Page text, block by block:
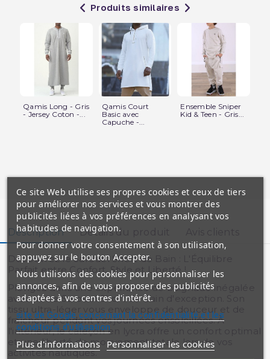
Produits similaires
Qamis Long - Gris
- Jersey Coton -...
Qamis Court
Basic avec
Capuche -...
Ensemble Sniper
Kid & Teen - Gris...
Description Détails du produit
Découvrez le Sarouel Short de Bain : L'Équilibre
Parfait entre Confort, Style et Liberté !
Plongez dans une expérience de baignade inégalée
avec notre Sarouel Short de Bain d'exception. Son
tissu ultra-léger vous enveloppe de douceur et de
fraîcheur pendant vos journées ensoleillées. À
l'intérieur, le caleçon en lycra offre un confort optimal
et une liberté de mouvement totale lors de vos
activités nautiques.
Ce site Web utilise ses propres cookies et ceux de tiers
pour améliorer nos services et vous montrer des
publicités liées à vos préférences en analysant vos
habitudes de navigation.
Pour donner votre consentement à son utilisation,
appuyez sur le bouton Accepter.
Nous utilisons des cookies pour personnaliser les
annonces, afin de vous proposer des publicités
adaptées à vos centres d'intérêt.
site de Google concernant la confidentialité et les
conditions d'utilisation
Plus d'informations Personnaliser les cookies